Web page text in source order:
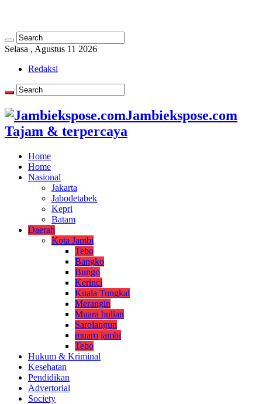
Selasa , Agustus 11 2026
Redaksi
Jambiekspose.com
Tajam & terpercaya
Home
Home
Nasional
Jakarta
Jabodetabek
Kepri
Batam
Daerah
Kota Jambi
Tebo
Bangko
Bungo
Kerinci
Kuala Tungkal
Merangin
Muara bulian
Sarolangun
muaro jambi
Tebo
Hukum & Kriminal
Kesehatan
Pendidikan
Advertorial
Society